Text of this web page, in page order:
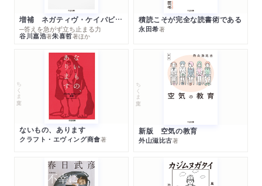
増補 ネガティヴ・ケイパビリティで生きる
─答えを急がず立ち止まる力
谷川嘉浩著朱喜哲著ほか
積読こそが完全な読書術である
永田希著
ちくま文庫
ないもの、あります
クラフト・エヴィング商會著
ちくま文庫
新版 空気の教育
外山滋比古著